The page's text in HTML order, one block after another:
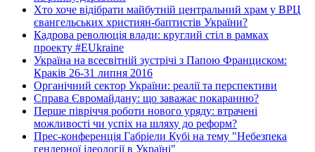
Хто хоче відібрати майбутній центральний храм у ВРЦ
євангельських християн-баптистів України?
Кадрова революція влади: круглий стіл в рамках
проекту #EUkraine
Україна на всесвітній зустрічі з Папою Франциском:
Краків 26-31 липня 2016
Органічний сектор України: реалії та перспективи
Справа Євромайдану: що заважає покаранню?
Перше півріччя роботи нового уряду: втрачені
можливості чи успіх на шляху до реформ?
Прес-конференція Габріели Кубі на тему "Небезпека
гендерної ідеології в Україні"